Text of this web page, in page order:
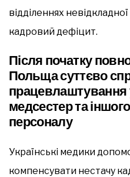
відділеннях
кадровий дефіцит.
Після початку
Польща суттєво
працевлаштування
медсестер та
персоналу
Українські медики
компенсувати нестачу